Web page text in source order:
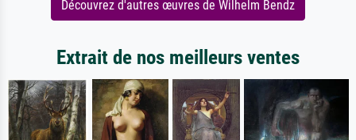
Découvrez d'autres œuvres de Wilhelm Bendz
Extrait de nos meilleurs ventes